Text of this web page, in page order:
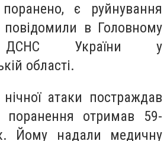
є руйнування
в Головному
ДСНС України у
області.
атаки постраждав
поранення отримав 59-
Йому надали медичну